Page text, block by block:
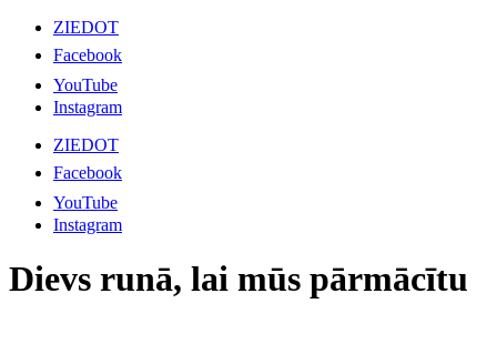
ZIEDOT
Facebook
YouTube
Instagram
ZIEDOT
Facebook
YouTube
Instagram
Dievs runā, lai mūs pārmācītu